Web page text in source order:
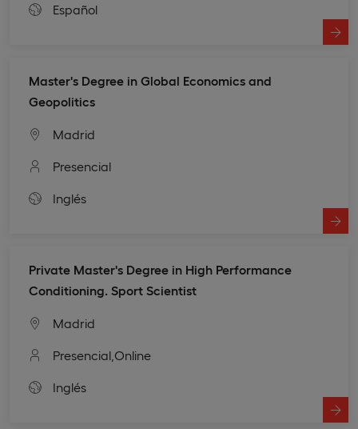
Español
Master's Degree in Global Economics and
Geopolitics
Madrid
Presencial
Inglés
Private Master's Degree in High Performance
Conditioning. Sport Scientist
Madrid
Presencial, Online
Inglés